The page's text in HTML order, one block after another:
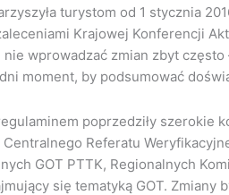
turystom od 1 stycznia
Krajowej Konferencji
nie wprowadzać zmian zbyt
moment, by podsumować
poprzedziły szerokie
Centralnego Referatu
GOT PTTK, Regionalnych
się tematyką GOT. Zmiany